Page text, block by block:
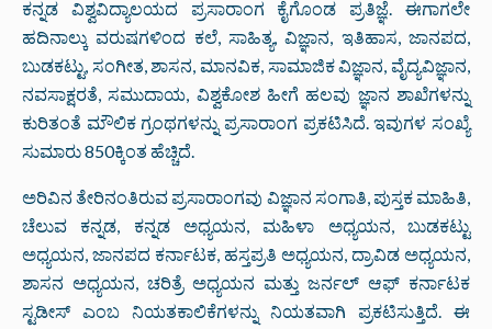
ಕನ್ನಡ ವಿಶ್ವವಿದ್ಯಾಲಯದ ಪ್ರಸಾರಾಂಗ ಕೈಗೊಂಡ ಪ್ರತಿಜ್ಞೆ. ಈಗಾಗಲೇ
ಹದಿನಾಲ್ಕು ವರುಷಗಳಿಂದ ಕಲೆ, ಸಾಹಿತ್ಯ, ವಿಜ್ಞಾನ, ಇತಿಹಾಸ, ಜಾನಪದ,
ಬುಡಕಟ್ಟು, ಸಂಗೀತ, ಶಾಸನ, ಮಾನವಿಕ, ಸಾಮಾಜಿಕ ವಿಜ್ಞಾನ, ವೈದ್ಯವಿಜ್ಞಾನ,
ನವಸಾಕ್ಷರತೆ, ಸಮುದಾಯ, ವಿಶ್ವಕೋಶ ಹೀಗೆ ಹಲವು ಜ್ಞಾನ ಶಾಖೆಗಳನ್ನು
ಕುರಿತಂತೆ ಮೌಲಿಕ ಗ್ರಂಥಗಳನ್ನು ಪ್ರಸಾರಾಂಗ ಪ್ರಕಟಿಸಿದೆ. ಇವುಗಳ ಸಂಖ್ಯೆ
ಸುಮಾರು 850ಕ್ಕಿಂತ ಹೆಚ್ಚಿದೆ.
ಅರಿವಿನ ತೇರಿನಂತಿರುವ ಪ್ರಸಾರಾಂಗವು ವಿಜ್ಞಾನ ಸಂಗಾತಿ, ಪುಸ್ತಕ ಮಾಹಿತಿ,
ಚೆಲುವ ಕನ್ನಡ, ಕನ್ನಡ ಅಧ್ಯಯನ, ಮಹಿಳಾ ಅಧ್ಯಯನ, ಬುಡಕಟ್ಟು
ಅಧ್ಯಯನ, ಜಾನಪದ ಕರ್ನಾಟಕ, ಹಸ್ತಪ್ರತಿ ಅಧ್ಯಯನ, ದ್ರಾವಿಡ ಅಧ್ಯಯನ,
ಶಾಸನ ಅಧ್ಯಯನ, ಚರಿತ್ರೆ ಅಧ್ಯಯನ ಮತ್ತು ಜರ್ನಲ್ ಆಫ್ ಕರ್ನಾಟಕ
ಸ್ಟಡೀಸ್ ಎಂಬ ನಿಯತಕಾಲಿಕೆಗಳನ್ನು ನಿಯತವಾಗಿ ಪ್ರಕಟಿಸುತ್ತಿದೆ. ಈ